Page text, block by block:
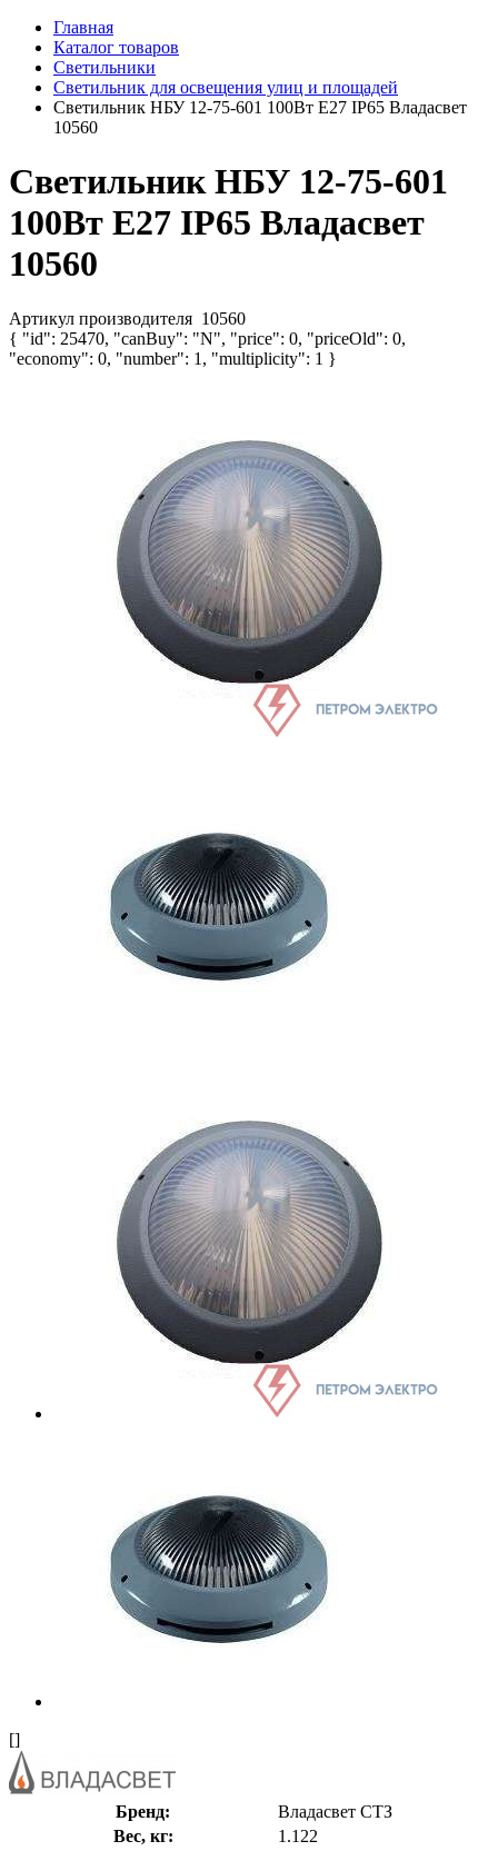
Главная
Каталог товаров
Светильники
Светильник для освещения улиц и площадей
Светильник НБУ 12-75-601 100Вт E27 IP65 Владасвет
10560
Светильник НБУ 12-75-601
100Вт E27 IP65 Владасвет
10560
Артикул производителя 10560
{ "id": 25470, "canBuy": "N", "price": 0, "priceOld": 0,
"economy": 0, "number": 1, "multiplicity": 1 }
[]
Бренд:
Владасвет СТЗ
Вес, кг:
1.122